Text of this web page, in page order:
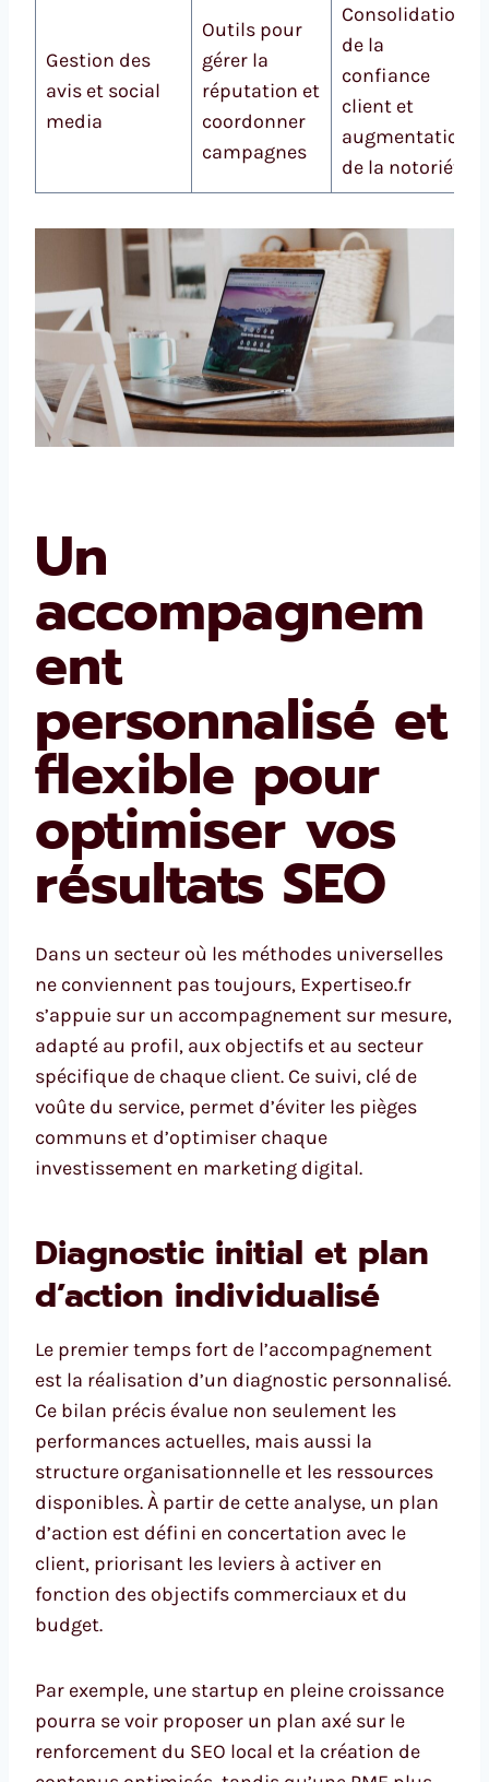
Gestion des
avis et social
media
Outils pour
gérer la
réputation et
coordonner
campagnes
Consolidation
de la
confiance
client et
augmentation
de la notoriété
Un
accompagnem
ent
personnalisé et
flexible pour
optimiser vos
résultats SEO
Dans un secteur où les méthodes universelles
ne conviennent pas toujours, Expertiseo.fr
s’appuie sur un accompagnement sur mesure,
adapté au profil, aux objectifs et au secteur
spécifique de chaque client. Ce suivi, clé de
voûte du service, permet d’éviter les pièges
communs et d’optimiser chaque
investissement en marketing digital.
Diagnostic initial et plan
d’action individualisé
Le premier temps fort de l’accompagnement
est la réalisation d’un diagnostic personnalisé.
Ce bilan précis évalue non seulement les
performances actuelles, mais aussi la
structure organisationnelle et les ressources
disponibles. À partir de cette analyse, un plan
d’action est défini en concertation avec le
client, priorisant les leviers à activer en
fonction des objectifs commerciaux et du
budget.
Par exemple, une startup en pleine croissance
pourra se voir proposer un plan axé sur le
renforcement du SEO local et la création de